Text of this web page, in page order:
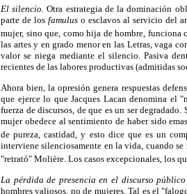
El silencio. Otra estrategia de la dominación
parte de losfamulus o esclavos al servicio del
mujer, sino que, como hija de hombre, funciona
las artes y en grado menor en las Letras, vaga
valor se niega mediante el silencio. Pasiva
recientes de las labores productivas (admitidas
Ahora bien, la opresión genera respuestas
que ejerce lo que Jacques Lacan denomina el
fuerza de discursos, de que es un ser
mujer obedece al sentimiento de haber sido
de pureza, castidad, y esto dice que es un
interviene silenciosamente en la vida, cuando
"retrató" Molière. Los casos excepcionales, los
La pérdida de presencia en el discurso
hombres valiosos, no de mujeres. Tal es el